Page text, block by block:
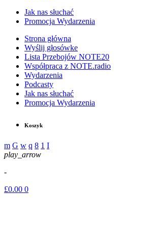
Jak nas słuchać
Promocja Wydarzenia
Strona główna
Wyślij głosówke
Lista Przebojów NOTE20
Współpraca z NOTE.radio
Wydarzenia
Podcasty
Jak nas słuchać
Promocja Wydarzenia
Koszyk
play_arrow
-
£0.00 0